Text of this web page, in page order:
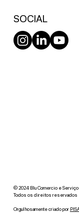
SOCIAL
© 2024 Blu Comercio e
Todos os direitos reservados
Orgulhosamente criado por